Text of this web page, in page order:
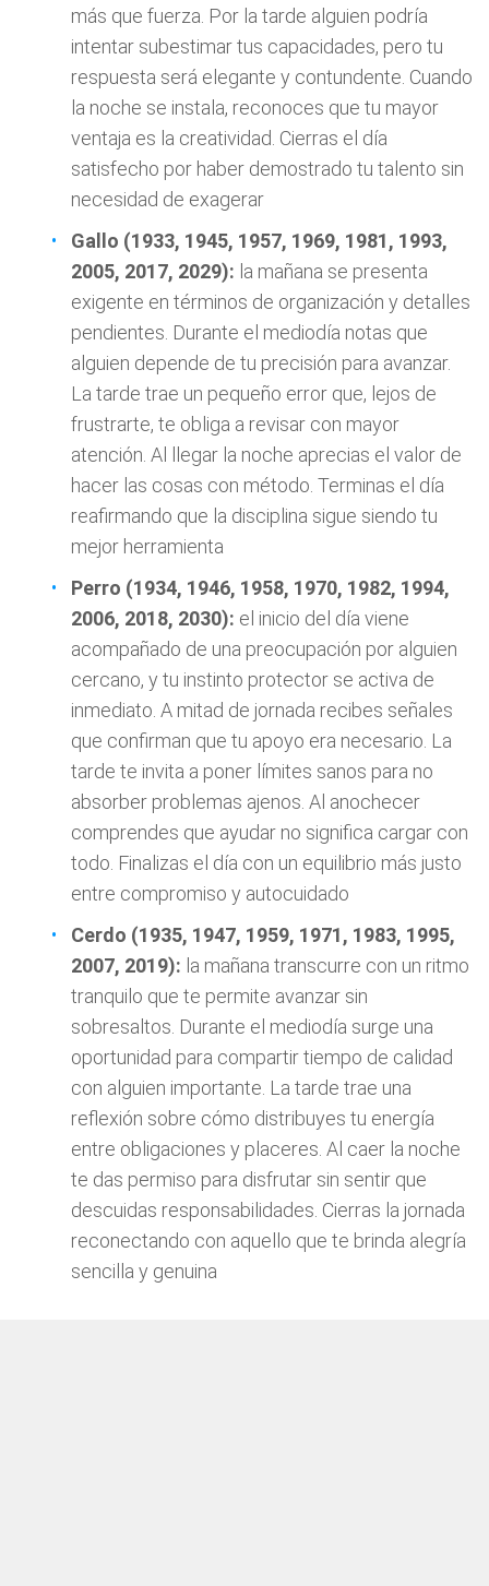
más que fuerza. Por la tarde alguien podría
intentar subestimar tus capacidades, pero tu
respuesta será elegante y contundente. Cuando
la noche se instala, reconoces que tu mayor
ventaja es la creatividad. Cierras el día
satisfecho por haber demostrado tu talento sin
necesidad de exagerar
Gallo (1933, 1945, 1957, 1969, 1981, 1993,
2005, 2017, 2029): la mañana se presenta
exigente en términos de organización y detalles
pendientes. Durante el mediodía notas que
alguien depende de tu precisión para avanzar.
La tarde trae un pequeño error que, lejos de
frustrarte, te obliga a revisar con mayor
atención. Al llegar la noche aprecias el valor de
hacer las cosas con método. Terminas el día
reafirmando que la disciplina sigue siendo tu
mejor herramienta
Perro (1934, 1946, 1958, 1970, 1982, 1994,
2006, 2018, 2030): el inicio del día viene
acompañado de una preocupación por alguien
cercano, y tu instinto protector se activa de
inmediato. A mitad de jornada recibes señales
que confirman que tu apoyo era necesario. La
tarde te invita a poner límites sanos para no
absorber problemas ajenos. Al anochecer
comprendes que ayudar no significa cargar con
todo. Finalizas el día con un equilibrio más justo
entre compromiso y autocuidado
Cerdo (1935, 1947, 1959, 1971, 1983, 1995,
2007, 2019): la mañana transcurre con un ritmo
tranquilo que te permite avanzar sin
sobresaltos. Durante el mediodía surge una
oportunidad para compartir tiempo de calidad
con alguien importante. La tarde trae una
reflexión sobre cómo distribuyes tu energía
entre obligaciones y placeres. Al caer la noche
te das permiso para disfrutar sin sentir que
descuidas responsabilidades. Cierras la jornada
reconectando con aquello que te brinda alegría
sencilla y genuina